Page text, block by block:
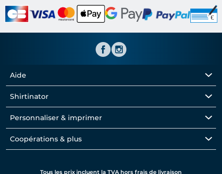
Aide
Shirtinator
Personnaliser & imprimer
Coopérations & plus
Tous les prix incluent la TVA hors frais de livraison